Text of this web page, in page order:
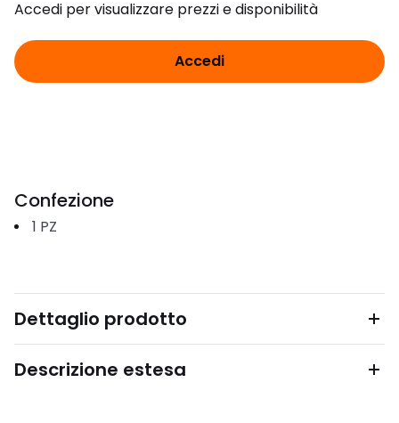
Accedi per visualizzare prezzi e disponibilità
Accedi
Confezione
1 PZ
Dettaglio prodotto
Descrizione estesa